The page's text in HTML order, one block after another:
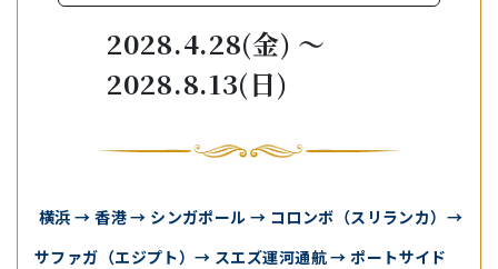
2028.4.28(金) 〜
2028.8.13(日)
横浜 → 香港 → シンガポール → コロンボ（スリランカ）→
サファガ（エジプト）→ スエズ運河通航 → ポートサイド